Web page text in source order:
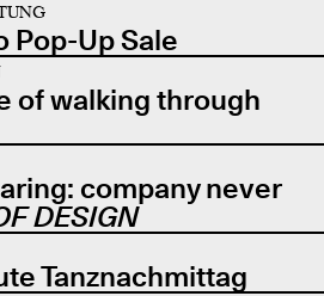
Pop-Up Sale
of walking through
company never
DESIGN
Tanznachmittag